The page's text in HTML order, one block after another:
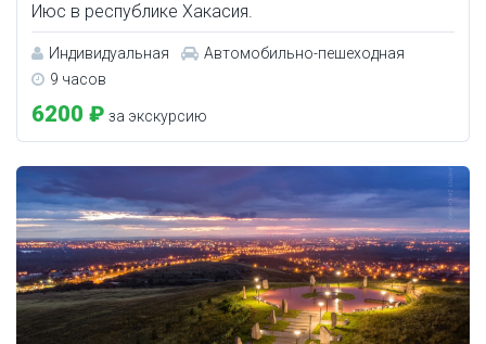
Июс в республике Хакасия.
Индивидуальная
Автомобильно-пешеходная
9 часов
6200 ₽ за экскурсию